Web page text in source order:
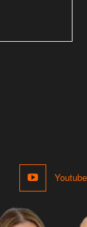
Youtube